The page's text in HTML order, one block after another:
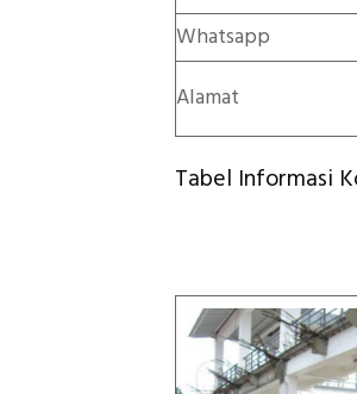
Whatsapp
Alamat
Tabel Informasi